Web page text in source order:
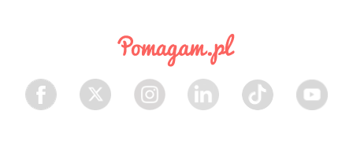
Facebook Twitter Instagram LinkedIn TikTok Youtube